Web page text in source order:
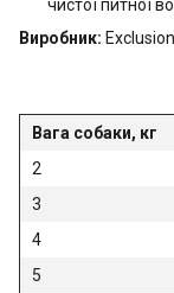
чистої питної
Виробник:
Вага собаки, кг
2
3
4
5